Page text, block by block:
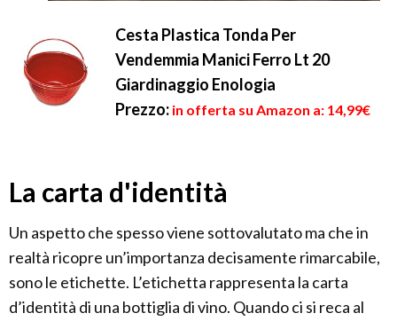
Cesta Plastica Tonda Per
Vendemmia Manici Ferro Lt 20
Giardinaggio Enologia
Prezzo: in offerta su Amazon a: 14,99€
La carta d'identità
Un aspetto che spesso viene sottovalutato ma che in
realtà ricopre un’importanza decisamente rimarcabile,
sono le etichette. L’etichetta rappresenta la carta
d’identità di una bottiglia di vino. Quando ci si reca al